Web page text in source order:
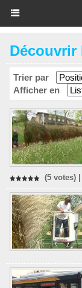
Découvrir
Trier par
Afficher en
(5 votes) |